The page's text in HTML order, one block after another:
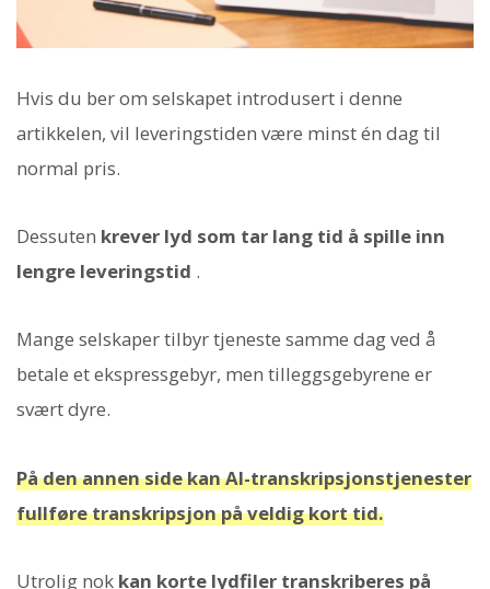
Hvis du ber om selskapet introdusert i denne
artikkelen, vil leveringstiden være minst én dag til
normal pris.
Dessuten krever lyd som tar lang tid å spille inn
lengre leveringstid .
Mange selskaper tilbyr tjeneste samme dag ved å
betale et ekspressgebyr, men tilleggsgebyrene er
svært dyre.
På den annen side kan AI-transkripsjonstjenester
fullføre transkripsjon på veldig kort tid.
Utrolig nok kan korte lydfiler transkriberes på